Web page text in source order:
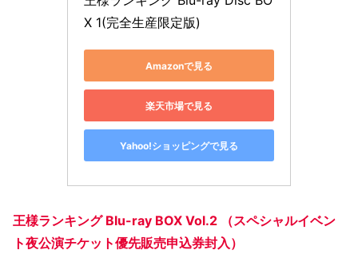
X 1(完全生産限定版)
Amazonで見る
楽天市場で見る
Yahoo!ショッピングで見る
王様ランキング Blu-ray BOX Vol.2 （スペシャルイベン
ト夜公演チケット優先販売申込券封入）